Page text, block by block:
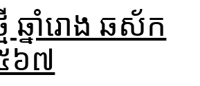
ឆ្នាំរោង ឆស័ក
៦៧